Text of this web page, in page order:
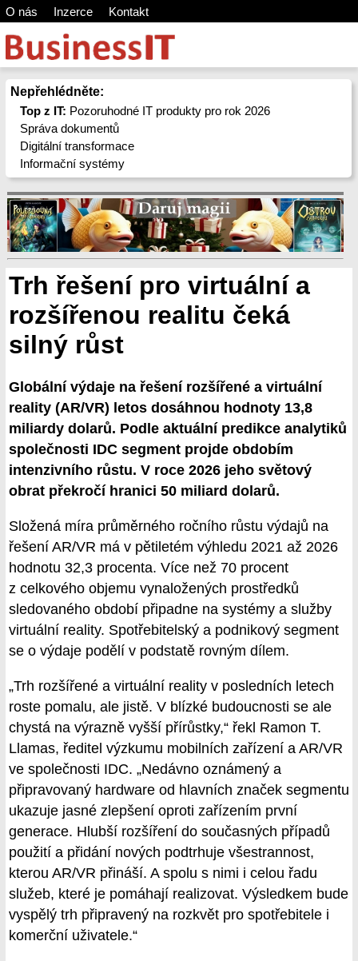
O nás Inzerce Kontakt
Nepřehlédněte:
Top z IT: Pozoruhodné IT produkty pro rok 2026
Správa dokumentů
Digitální transformace
Informační systémy
Trh řešení pro virtuální a
rozšířenou realitu čeká
silný růst
Globální výdaje na řešení rozšířené a virtuální
reality (AR/VR) letos dosáhnou hodnoty 13,8
miliardy dolarů. Podle aktuální predikce analytiků
společnosti IDC segment projde obdobím
intenzivního růstu. V roce 2026 jeho světový
obrat překročí hranici 50 miliard dolarů.
Složená míra průměrného ročního růstu výdajů na
řešení AR/VR má v pětiletém výhledu 2021 až 2026
hodnotu 32,3 procenta. Více než 70 procent
z celkového objemu vynaložených prostředků
sledovaného období připadne na systémy a služby
virtuální reality. Spotřebitelský a podnikový segment
se o výdaje podělí v podstatě rovným dílem.
„Trh rozšířené a virtuální reality v posledních letech
roste pomalu, ale jistě. V blízké budoucnosti se ale
chystá na výrazně vyšší přírůstky,“ řekl Ramon T.
Llamas, ředitel výzkumu mobilních zařízení a AR/VR
ve společnosti IDC. „Nedávno oznámený a
připravovaný hardware od hlavních značek segmentu
ukazuje jasné zlepšení oproti zařízením první
generace. Hlubší rozšíření do současných případů
použití a přidání nových podtrhuje všestrannost,
kterou AR/VR přináší. A spolu s nimi i celou řadu
služeb, které je pomáhají realizovat. Výsledkem bude
vyspělý trh připravený na rozkvět pro spotřebitele i
komerční uživatele.“